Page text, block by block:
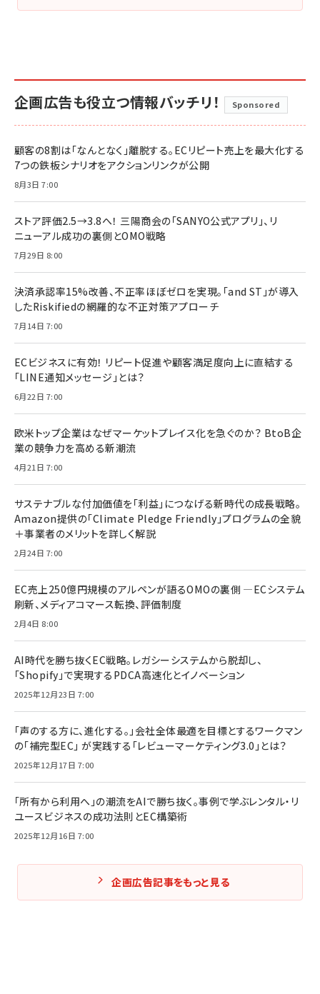
企画広告も役立つ情報バッチリ！ Sponsored
顧客の8割は「なんとなく」離脱する。ECリピート売上を最大化する
7つの鉄板シナリオをアクションリンクが公開
8月3日 7:00
ストア評価2.5→3.8へ！ 三陽商会の「SANYO公式アプリ」、リ
ニューアル成功の裏側とOMO戦略
7月29日 8:00
決済承認率15%改善、不正率ほぼゼロを実現。「and ST」が導入
したRiskifiedの網羅的な不正対策アプローチ
7月14日 7:00
ECビジネスに有効！ リピート促進や顧客満足度向上に直結する
「LINE通知メッセージ」とは？
6月22日 7:00
欧米トップ企業はなぜマーケットプレイス化を急ぐのか？ BtoB企
業の競争力を高める新潮流
4月21日 7:00
サステナブルな付加価値を「利益」につなげる新時代の成長戦略。
Amazon提供の「Climate Pledge Friendly」プログラムの全貌
＋事業者のメリットを詳しく解説
2月24日 7:00
EC売上250億円規模のアルペンが語るOMOの裏側 ―ECシステム
刷新、メディアコマース転換、評価制度
2月4日 8:00
AI時代を勝ち抜くEC戦略。レガシーシステムから脱却し、
「Shopify」で実現するPDCA高速化とイノベーション
2025年12月23日 7:00
「声のする方に、進化する。」会社全体最適を目標とするワークマン
の「補完型EC」 が実践する「レビューマーケティング3.0」とは？
2025年12月17日 7:00
「所有から利用へ」の潮流をAIで勝ち抜く。事例で学ぶレンタル・リ
ユースビジネスの成功法則とEC構築術
2025年12月16日 7:00
企画広告記事をもっと見る